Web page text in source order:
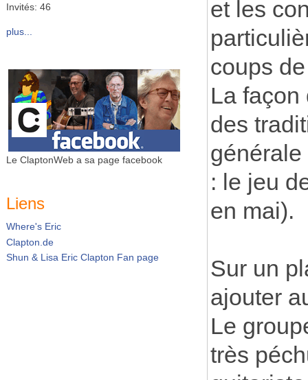
Invités: 46
plus...
Le ClaptonWeb a sa page facebook
Liens
Where's Eric
Clapton.de
Shun & Lisa Eric Clapton Fan page
et les
coups
La façon
des
: le jeu
en mai).
Sur un
ajouter
Le
très